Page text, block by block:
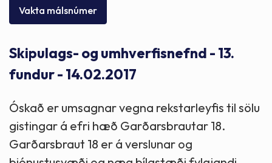
Vakta málsnúmer
Skipulags- og umhverfisnefnd - 13.
fundur - 14.02.2017
Óskað er umsagnar vegna rekstarleyfis til sölu
gistingar á efri hæð Garðarsbrautar 18.
Garðarsbraut 18 er á verslunar og